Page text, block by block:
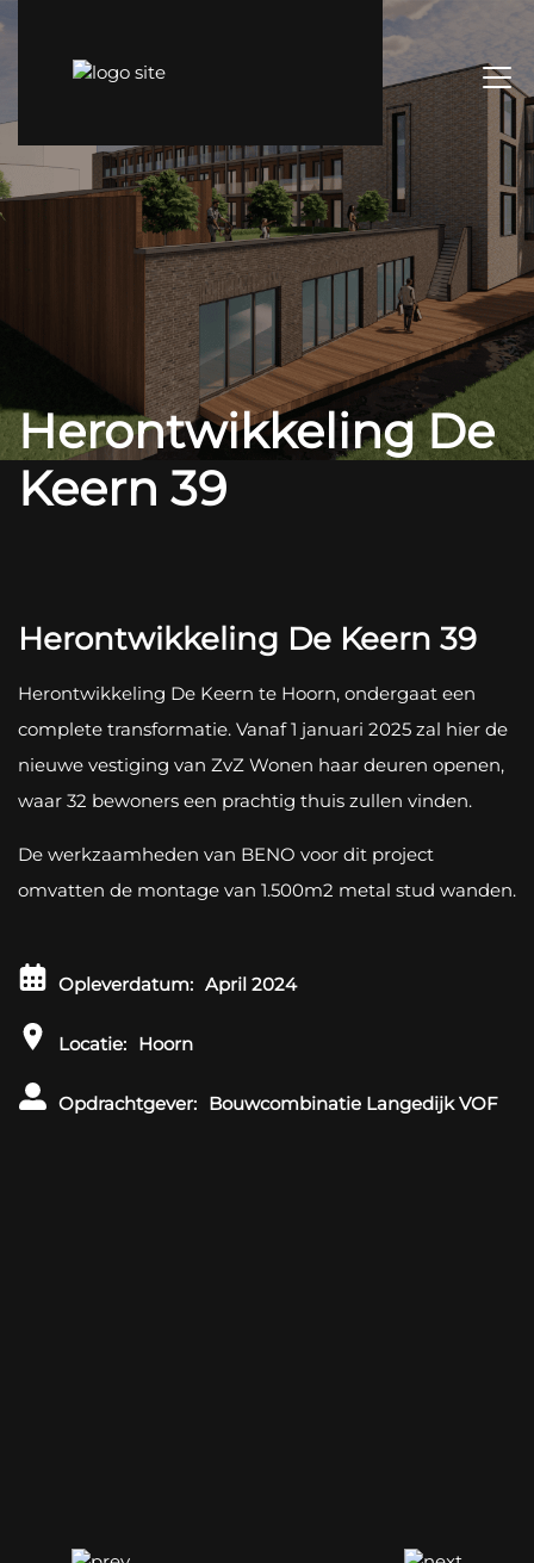
Herontwikkeling De
Keern 39
Herontwikkeling De Keern 39
Herontwikkeling De Keern te Hoorn, ondergaat een
complete transformatie. Vanaf 1 januari 2025 zal hier de
nieuwe vestiging van ZvZ Wonen haar deuren openen,
waar 32 bewoners een prachtig thuis zullen vinden.
De werkzaamheden van BENO voor dit project
omvatten de montage van 1.500m2 metal stud wanden.
Opleverdatum: April 2024
Locatie: Hoorn
Opdrachtgever: Bouwcombinatie Langedijk VOF